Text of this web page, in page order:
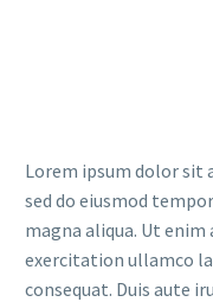
Lorem ipsum dolor sit
sed do eiusmod
magna aliqua. Ut
exercitation ullamco
consequat. Duis aute